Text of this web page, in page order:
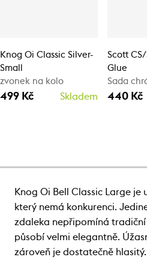
Knog Oi Classic Silver-
Small
zvonek na kolo
499 Kč Skladem
Scott
Glue
Sada
440 Kč
Knog Oi Bell Classic Large je
který nemá konkurenci.
zdaleka nepřipomíná
působí velmi elegantně.
zároveň je dostatečně